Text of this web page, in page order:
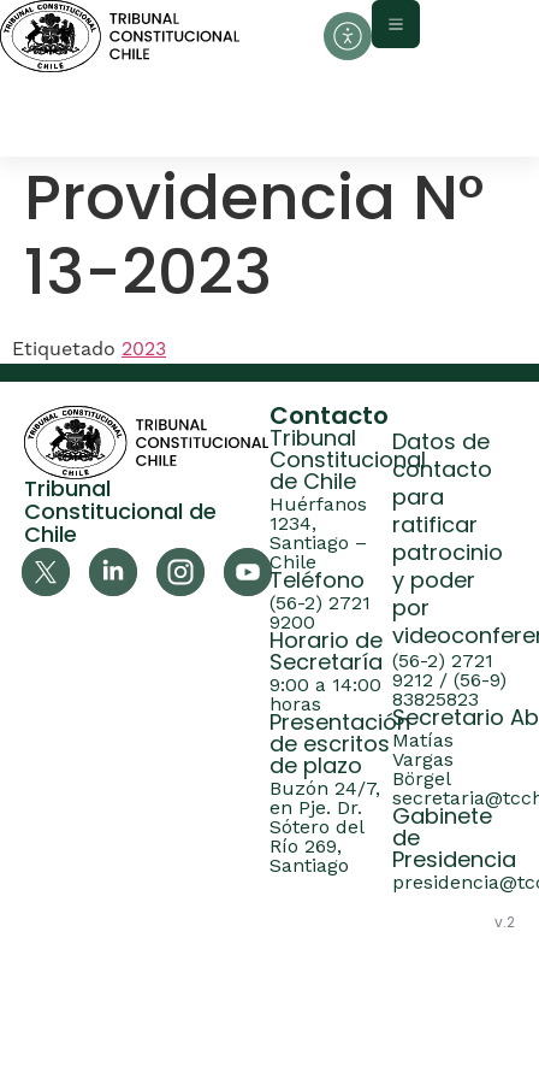
contenido
Providencia N°
13-2023
Etiquetado 2023
Tribunal
Constitucional de
Chile
Contacto
Tribunal
Constitucional
de Chile
Huérfanos
1234,
Santiago –
Chile
Teléfono
(56-2) 2721
9200
Horario de
Secretaría
9:00 a 14:00
horas
Presentación
de escritos
de plazo
Buzón 24/7,
en Pje. Dr.
Sótero del
Río 269,
Santiago
Datos de
contacto
para
ratificar
patrocinio
y poder
por
(56-2) 2721
9212 / (56-9)
83825823
Secretario
Matías
Vargas
Börgel
Gabinete
de
Presidencia
v.2